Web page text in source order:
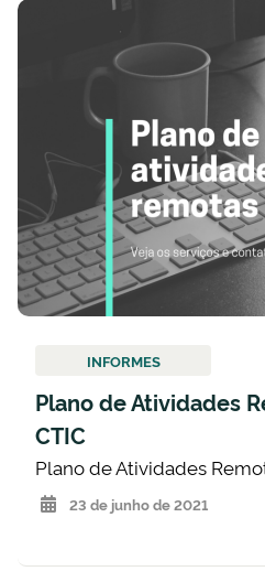
INFORMES
Plano de Atividades
CTIC
Plano de Atividades
23 de junho de 2021